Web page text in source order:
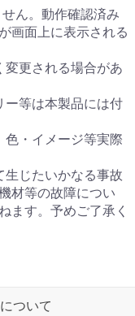
ん。動作確認済み
画面上に表示される
更される場合があ
ー等は本製品には付
・イメージ等実際
じたいかなる事故
材等の故障につい
ます。予めご了承く
ついて